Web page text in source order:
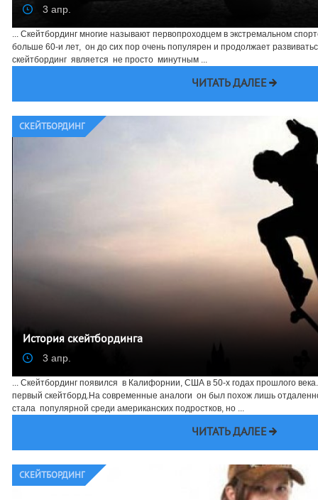
3 апр.
... Скейтбординг многие называют первопроходцем в экстремальном
больше 60-и лет, он до сих пор очень популярен и продолжает
скейтбординг является не просто минутным ...
ЧИТАТЬ ДАЛЕЕ
CКЕЙТБОРДИНГ
История скейтбординга
3 апр.
... Скейтбординг появился в Калифорнии, США в 50-х годах прошлого
первый скейтборд.На современные аналоги он был похож лишь
стала популярной среди американских подростков, но ...
ЧИТАТЬ ДАЛЕЕ
CКЕЙТБОРДИНГ